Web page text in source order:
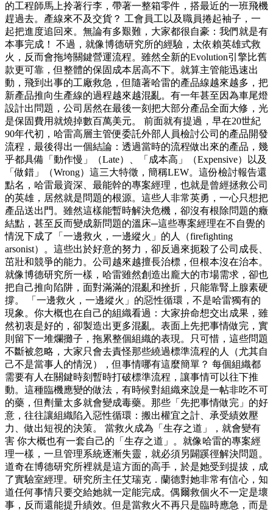
的工程師馬上拎著行李，帶著一整箱零件，搭最近的一班飛機
趕過去。產線來不及交貨？ 工會員工以及職員捲起袖子，一
起把進度追回來。無論有多艱難，大家都很自豪：我們就是有
本事完成！ 不過，就像博德研究所的經驗，太依賴英雄式救
火，反而會拖垮關鍵營運流程。雖然全新的Evolution引擎比舊
款更可靠，但整體的保固成本居高不下。就算主管能迅速出
動，飛到出事的工廠救急，但隨著哈雷的產品線越來越多，把
新產品推向生產線的過程越來越混亂。有一年甚至因為車尾燈
設計出問題，公司居然在最後一刻把大部分產品全面大修，光
是保固費用就燒掉數百萬美元。 前面就有提過，早在20世紀
90年代初，哈雷高層主管便委託外部人員檢討公司的產品開發
流程，最後得出一個結論：透過當時的流程做出來的產品，幾
乎都具備「動作慢」（Late）、「成本高」（Expensive）以及
「做錯」（Wrong）這三大特徵，簡稱LEW。這份檢討報告還
點名，哈雷最資深、最能幹的專案經理，也就是曾經拯救公司
的英雄，居然就是問題的根源。這些人非常英勇，一心只想把
產品送出門。雖然這樣能暫時解決危機，卻沒有根除問題的癥
結點，甚至反而變成新問題的溫床─這些專案經理在不自覺的
情況下成了「一邊救火，一邊縱火」的人（firefighting
arsonist）。這些出於好意的努力，卻反過來扼殺了公司成長、
茁壯和競爭的能力。公司越來越擅長治標，但根本沒在治本。
就像博德研究所一樣，哈雷雖然創造出龐大的市場需求，卻也
把自己推向陷阱，面對滿滿的混亂和挫折，只能靠腎上腺素硬
撐。 「一邊救火，一邊縱火」的惡性循環，不是哈雷獨有的
現象。你大概也在自己的組織看過：大家拚命想交出成果，雖
然初衷是好的，卻製造出更多混亂。表面上先把事情做完，實
則留下一堆爛攤子，拖累整個組織的表現。只可惜，這些問題
不斷被忽略，大家只會去責怪那些繞過標準流程的人（尤其自
己不是當事人的情況），但事情哪有這麼簡單？ 每個組織都
需要有人在關鍵時刻暫時打破標準流程，讓事情可以往下推
動。這種臨機應變的做法，有時候對組織來說是一帖非吃不可
的藥，但劑量太多就會變成毒藥。那些「先把事情做完」的好
意，往往讓組織陷入惡性循環：搬出權宜之計、承受績效壓
力、做出短視的決策。 當救火成為「生存之道」，就會變有
害 你大概也有一套自己的「生存之道」。就像哈雷的專案經
理一樣，一旦管理系統逐漸失靈，就必須另闢蹊徑解決問題。
道奇在博德研究所裡就是這方面的高手，於是她受到提拔，成
了實驗室經理。研究所主任艾瑞克．蘭德對她非常有信心，知
道任何事情只要交給她就一定能完成。偶爾救個火不一定是壞
事，反而還能提升績效。但是當救火不再只是臨時應急，而是